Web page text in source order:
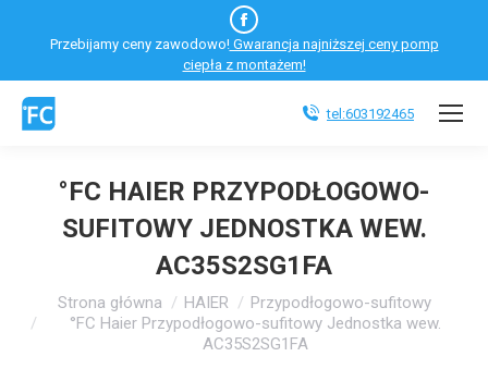
Facebook
otworzy
się
Przebijamy ceny zawodowo!Gwarancja najniższej ceny pomp
ciepła z montażem!
tel:603192465
°FC HAIER PRZYPODŁOGOWO-
SUFITOWY JEDNOSTKA WEW.
AC35S2SG1FA
Jesteś tutaj:
Strona główna HAIER
Przypodłogowo-sufitowy
°FC Haier Przypodłogowo-sufitowy Jednostka wew.
AC35S2SG1FA